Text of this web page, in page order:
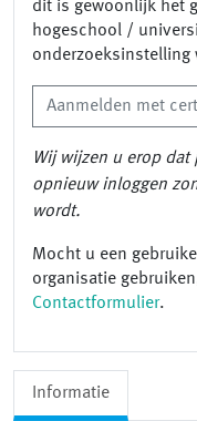
Informatie
dit is gewoonlijk het
hogeschool /
onderzoeksinstelling
Aanmelden met
Wij wijzen u erop
opnieuw inloggen
wordt.
Mocht u een
organisatie
Contactformulier.